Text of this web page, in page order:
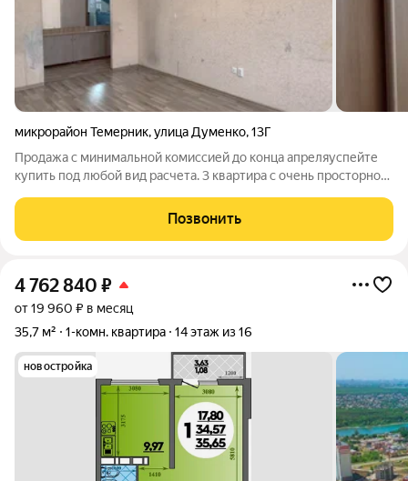
микрорайон Темерник,улица Думенко,13Г
Продажа с минимальной комиссией до конца апреляуспейте
купить под любой вид расчета. 3 квартира с очень просторной
требует современного ремонтапри этом вся электрика новая,
стяжка идеальная,
Позвонить
4 762 840 ₽
от 19 960 ₽ в месяц
35,7 м²
1-комн. квартира 14 этаж из 16
новостройка